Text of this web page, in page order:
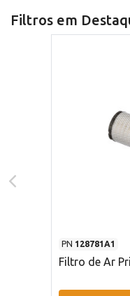
Filtros em
PN 128781A1
Filtro de Ar